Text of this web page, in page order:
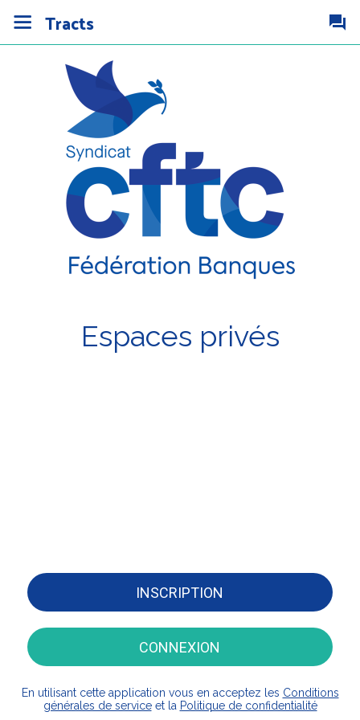
Tracts
Espaces privés
INSCRIPTION
CONNEXION
En utilisant cette application vous en acceptez les Conditions
générales de serviceet la Politique de confidentialité